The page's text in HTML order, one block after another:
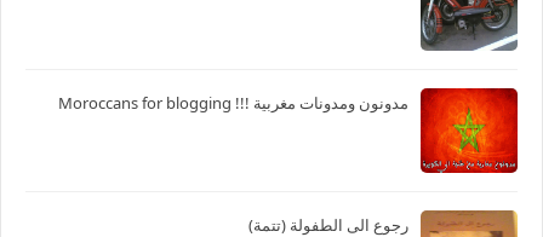
مدونون ومدونات مغربية !!! Moroccans for blogging
رجوع الى الطفولة (تتمة)